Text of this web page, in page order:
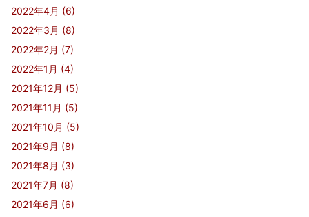
2022年4月 (6)
2022年3月 (8)
2022年2月 (7)
2022年1月 (4)
2021年12月 (5)
2021年11月 (5)
2021年10月 (5)
2021年9月 (8)
2021年8月 (3)
2021年7月 (8)
2021年6月 (6)